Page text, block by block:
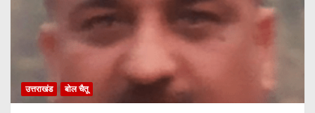
उत्तराखंड बोल चैतू